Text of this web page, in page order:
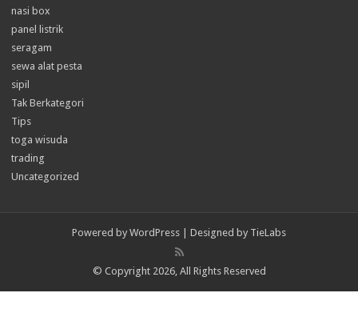
nasi box
panel listrik
seragam
sewa alat pesta
sipil
Tak Berkategori
Tips
toga wisuda
trading
Uncategorized
Powered by WordPress | Designed by TieLabs
© Copyright 2026, All Rights Reserved